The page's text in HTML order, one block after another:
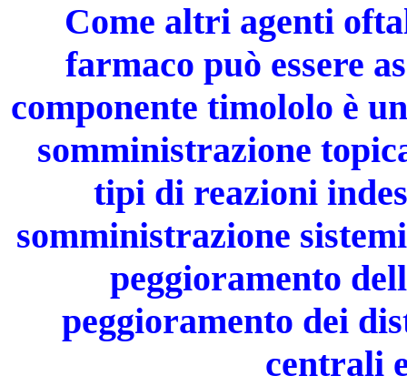
Come altri agenti
farmaco può essere
componente timololo è
somministrazione
tipi di reazioni
somministrazione
peggioramento
peggioramento dei
centrali